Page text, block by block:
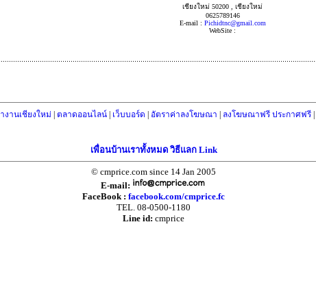
เชียงใหม่ 50200 , เชียงใหม่
0625789146
E-mail : Pichidtnc@gmail.com
WebSite :
งานเชียงใหม่ | ตลาดออนไลน์| เว็บบอร์ด | อัตราค่าลงโฆษณา | ลงโฆษณาฟรี ประกาศฟรี|
เพื่อนบ้านเราทั้งหมด วิธีแลก Link
© cmprice.com since 14 Jan 2005
E-mail:
FaceBook : facebook.com/cmprice.fc
TEL. 08-0500-1180
Line id: cmprice